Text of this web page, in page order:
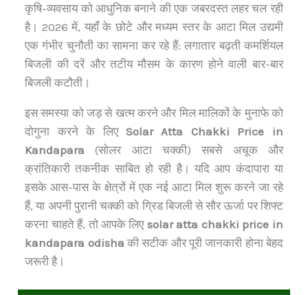
कृषि-व्यवसाय को आधुनिक बनाने की एक जबरदस्त लहर चल रही
है। 2026 में, यहाँ के छोटे और मध्यम स्तर के आटा मिल उद्यमी
एक गंभीर चुनौती का सामना कर रहे हैं: लगातार बढ़ती कमर्शियल
बिजली की दरें और तटीय मौसम के कारण होने वाली बार-बार
बिजली कटौती।
इस समस्या को जड़ से खत्म करने और मिल मालिकों के मुनाफे को
दोगुना करने के लिए Solar Atta Chakki Price in
Kandapara (सोलर आटा चक्की) सबसे अचूक और
क्रांतिकारी तकनीक साबित हो रही है। यदि आप कंदापारा या
इसके आस-पास के क्षेत्रों में एक नई आटा मिल शुरू करने जा रहे
हैं, या अपनी पुरानी चक्की को ग्रिड बिजली से सौर ऊर्जा पर शिफ्ट
करना चाहते हैं, तो आपके लिए solar atta chakki price in
kandapara odisha की सटीक और पूरी जानकारी होना बेहद
जरूरी है।